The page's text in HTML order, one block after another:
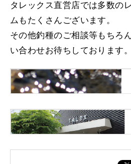
タレックス直営店では多数の
ムもたくさんございます。
その他釣種のご相談等もちろ
い合わせお待ちしております。